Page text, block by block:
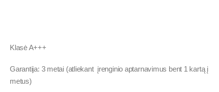
Klasė A+++
Garantija: 3 metai (atliekant įrenginio aptarnavimus bent 1 kartą į
metus)